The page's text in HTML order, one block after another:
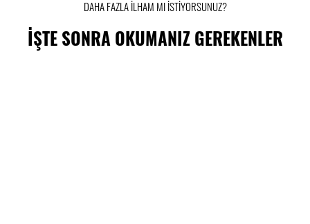
DAHA FAZLA İLHAM MI İSTİYORSUNUZ?
İŞTE SONRA OKUMANIZ GEREKENLER